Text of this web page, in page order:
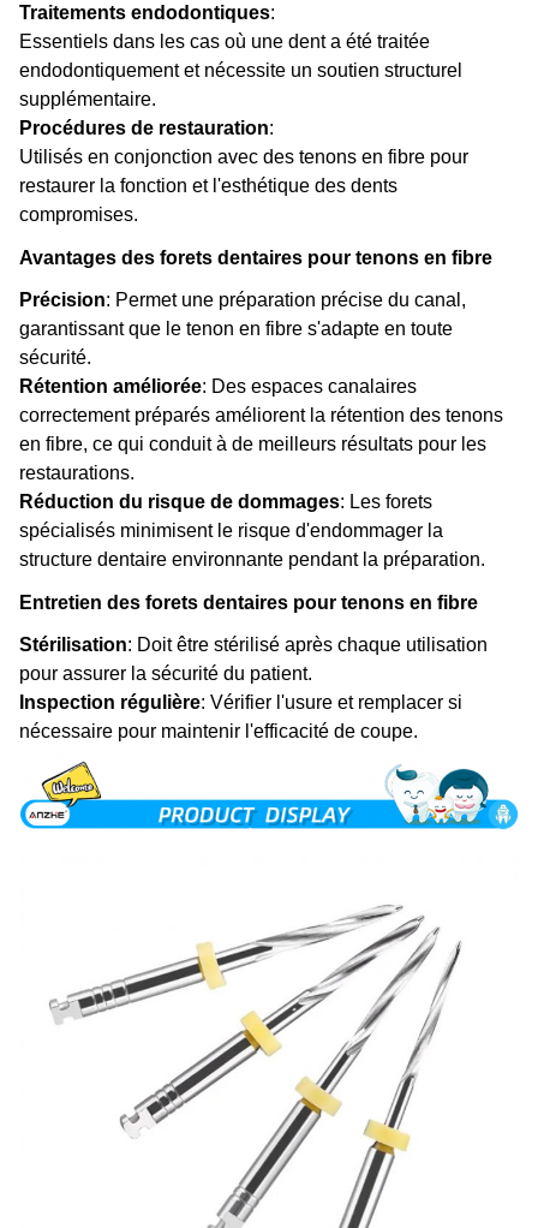
Traitements endodontiques:
Essentiels dans les cas où une dent a été traitée
endodontiquement et nécessite un soutien structurel
supplémentaire.
Procédures de restauration:
Utilisés en conjonction avec des tenons en fibre pour
restaurer la fonction et l'esthétique des dents
compromises.
Avantages des forets dentaires pour tenons en fibre
Précision: Permet une préparation précise du canal,
garantissant que le tenon en fibre s'adapte en toute
sécurité.
Rétention améliorée: Des espaces canalaires
correctement préparés améliorent la rétention des tenons
en fibre, ce qui conduit à de meilleurs résultats pour les
restaurations.
Réduction du risque de dommages: Les forets
spécialisés minimisent le risque d'endommager la
structure dentaire environnante pendant la préparation.
Entretien des forets dentaires pour tenons en fibre
Stérilisation: Doit être stérilisé après chaque utilisation
pour assurer la sécurité du patient.
Inspection régulière: Vérifier l'usure et remplacer si
nécessaire pour maintenir l'efficacité de coupe.